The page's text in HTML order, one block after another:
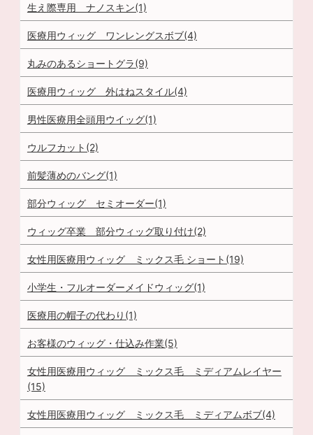
生え際専用 ナノスキン(1)
医療用ウィッグ ワンレングスボブ(4)
丸みのあるショートグラ(9)
医療用ウィッグ 外はねスタイル(4)
男性医療用全頭用ウイッグ(1)
ウルフカット(2)
前髪薄めのバング(1)
部分ウィッグ セミオーダー(1)
ウィッグ卒業 部分ウィッグ取り付け(2)
女性用医療用ウィッグ ミックス毛 ショート(19)
小学生・フルオーダーメイドウィッグ(1)
医療用の帽子の代わり(1)
お客様のウィッグ・仕込み作業(5)
女性用医療用ウィッグ ミックス毛 ミディアムレイヤー
(15)
女性用医療用ウィッグ ミックス毛 ミディアムボブ(4)